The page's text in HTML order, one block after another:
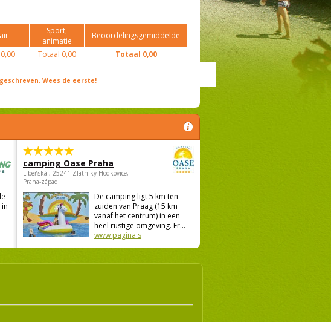
Sport,
animatie
Beoordelingsgemiddelde
0,00 Totaal 0,00 Totaal 0,00
Wees de eerste!
camping Oase Praha
Libeňská , 25241 Zlatníky-Hodkovice,
Praha-západ
De camping ligt 5 km ten
zuiden van Praag (15 km
vanaf het centrum) in een
heel rustige omgeving. Er...
www pagina's